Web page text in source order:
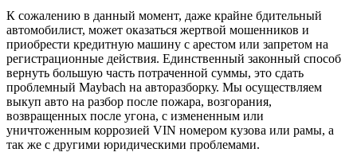
К сожалению в данный момент, даже крайне бдительный
автомобилист, может оказаться жертвой мошенников и
приобрести кредитную машину с арестом или запретом на
регистрационные действия. Единственный законный способ
вернуть большую часть потраченной суммы, это сдать
проблемный Maybach на авторазборку. Мы осуществляем
выкуп авто на разбор после пожара, возгорания,
возвращенных после угона, с измененным или
уничтоженным коррозией VIN номером кузова или рамы, а
так же с другими юридическими проблемами.